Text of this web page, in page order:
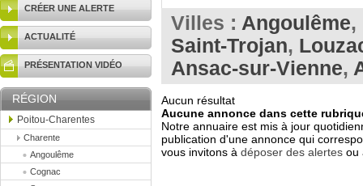
CRÉER UNE ALERTE
ACTUALITÉ
PRÉSENTATION VIDÉO
RÉGION
Poitou-Charentes
Charente
Angoulême
Cognac
Villes : Angoulême,
Saint-Trojan,
Ansac-sur-Vienne,
Aucun résultat
Aucune annonce dans cette
Notre annuaire est mis à jour
publication d'une annonce qui
vous invitons à déposer des alertes ou